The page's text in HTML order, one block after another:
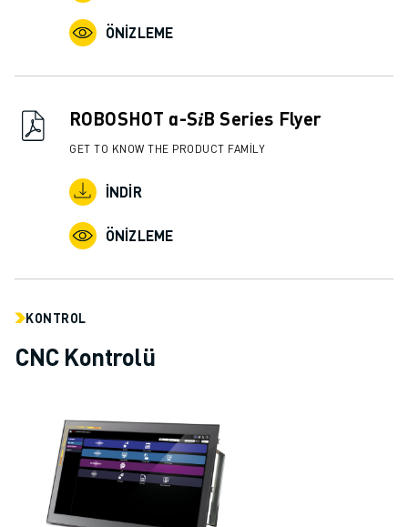
ÖNIZLEME
ROBOSHOT α-S𝑖B Series Flyer
GET TO KNOW THE PRODUCT FAMILY
İNDIR
ÖNIZLEME
KONTROL
CNC Kontrolü